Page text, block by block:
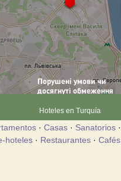
Hoteles en Turquía
· Casas· Sanatorios·
hoteles · Restaurantes · Cafés